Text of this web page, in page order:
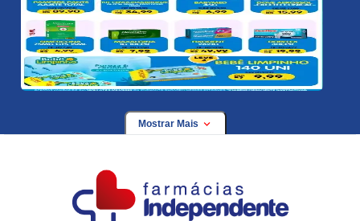
Mostrar Mais